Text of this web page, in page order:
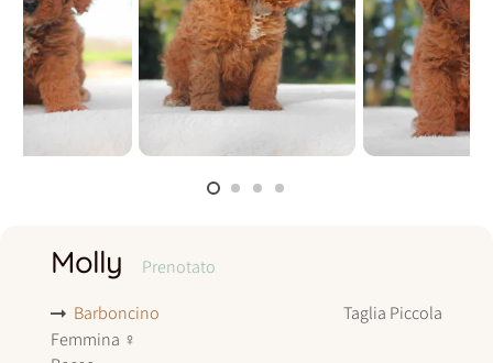
Molly
Prenotato
Barboncino
Femmina ♀
Taglia Piccola